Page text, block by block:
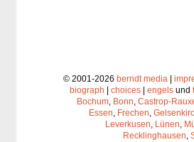
© 2001-2026 berndt media|
biograph
choices engels und
Bochum, Bonn, Castrop-
Essen, Frechen,
Leverkusen, Lünen,
Recklinghausen,